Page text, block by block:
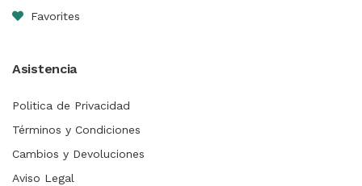
Favorites
Asistencia
Politica de Privacidad
Términos y Condiciones
Cambios y Devoluciones
Aviso Legal